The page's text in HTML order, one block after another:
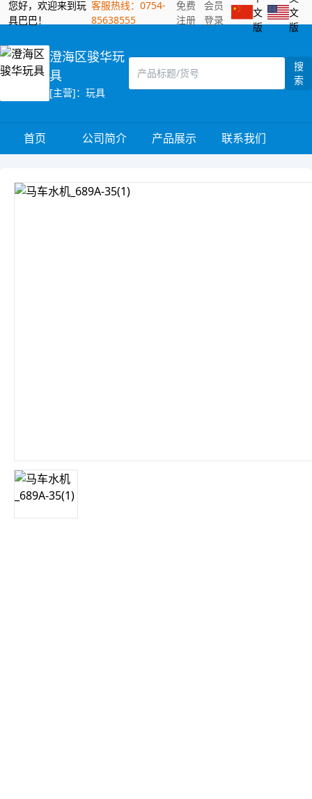
您好，欢迎来到玩
具巴巴！
客服热线：0754-
85638555
免费
注册
会员
登录
文
版
文
版
澄海区骏华玩
具
[主营]：玩具
搜
索
首页 公司简介 产品展示 联系我们